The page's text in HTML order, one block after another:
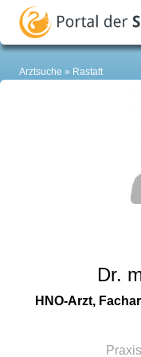
Arztsuche Rastatt
Dr.
HNO-Arzt,